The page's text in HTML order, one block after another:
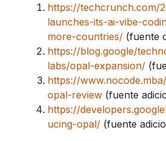
https://techcrunch.com/
launches-its-ai-vibe-
more-countries/ (fuente
https://blog.google/
labs/opal-expansion/
https://
opal-review (fuente
https://
ucing-opal/ (fuente